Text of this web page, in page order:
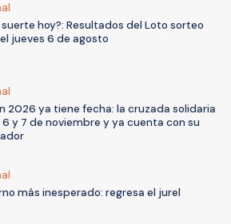
suerte hoy?: Resultados del Loto sorteo
jueves 6 de agosto
2026 ya tiene fecha: la cruzada solidaria
6 y 7 de noviembre y ya cuenta con su
más inesperado: regresa el jurel